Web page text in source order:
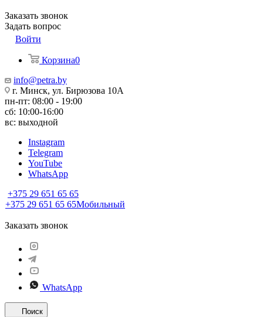
Заказать звонок
Задать вопрос
Войти
Корзина0
info@petra.by
г. Минск, ул. Бирюзова 10А
пн-пт: 08:00 - 19:00
сб: 10:00-16:00
вс: выходной
Instagram
Telegram
YouTube
WhatsApp
+375 29 651 65 65
+375 29 651 65 65Мобильный
Заказать звонок
WhatsApp
Поиск